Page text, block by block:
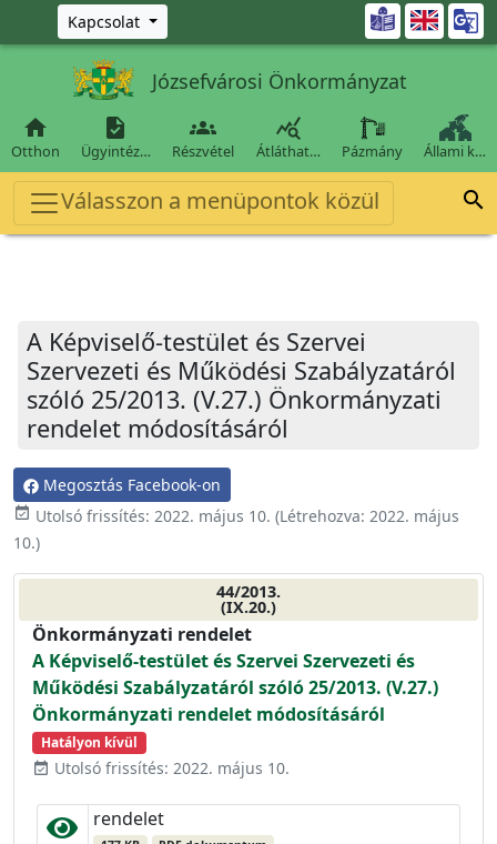
Ugrás a fő tartalomra
Kapcsolat 
Józsefvárosi Önkormányzat

Otthon

Ügyintéz…

Részvétel

Átláthat… Pázmány Állami k…
Válasszon a menüpontok közül 
A Képviselő-testület és Szervei
Szervezeti és Működési Szabályzatáról
szóló 25/2013. (V.27.) Önkormányzati
rendelet módosításáról
Megosztás Facebook-on
event_available Utolsó frissítés: 2022. május 10. (Létrehozva: 2022. május
10.)
44/2013.
(IX.20.)
Önkormányzati rendelet
A Képviselő-testület és Szervei Szervezeti és
Működési Szabályzatáról szóló 25/2013. (V.27.)
Önkormányzati rendelet módosításáról
Hatályon kívül
event_available Utolsó frissítés: 2022. május 10.
rendelet